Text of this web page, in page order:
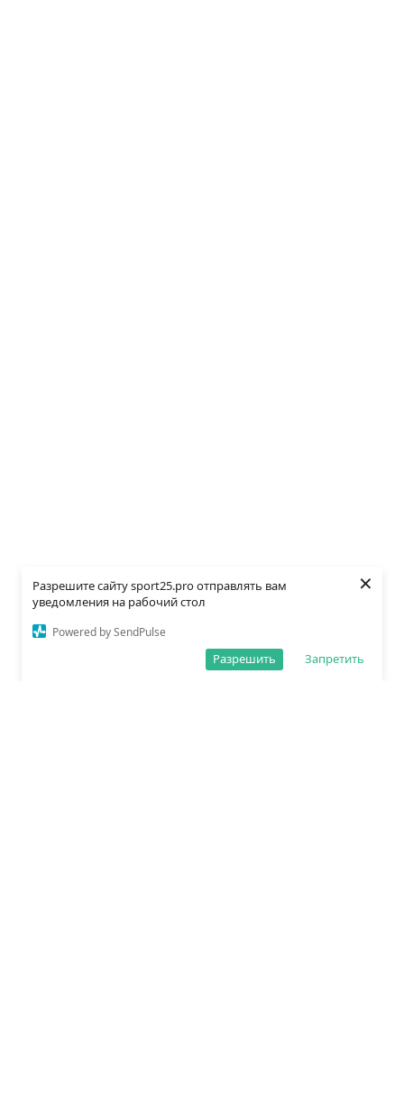
Разрешите сайту sport25.pro отправлять вам
уведомления на рабочий стол
Powered by SendPulse
Запретить
Разрешить
×